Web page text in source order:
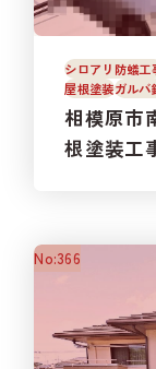
シロアリ防蟻工
屋根塗装ガルバ
相模原市
根塗装
No:366